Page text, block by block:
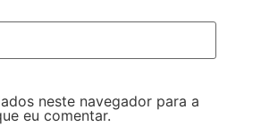
neste navegador para a
eu comentar.